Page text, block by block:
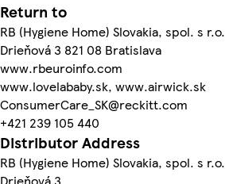
Return to
RB (Hygiene Home) Slovakia, spol. s r.o.
Drieňová 3 821 08 Bratislava
www.rbeuroinfo.com
www.lovelababy.sk, www.airwick.sk
ConsumerCare_SK@reckitt.com
+421 239 105 440
Distributor Address
RB (Hygiene Home) Slovakia, spol. s r.o.